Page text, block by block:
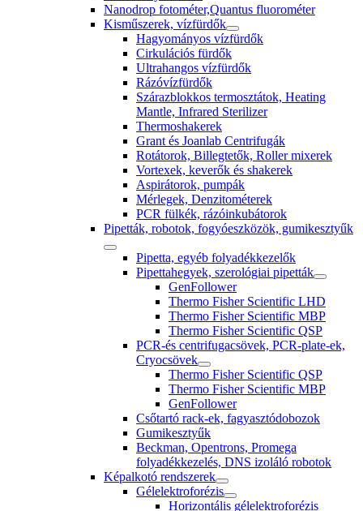
Nanodrop fotométer,Quantus fluorométer
Kisműszerek, vízfürdők
Hagyományos vízfürdők
Cirkulációs fürdők
Ultrahangos vízfürdők
Rázóvízfürdők
Szárazblokkos termosztátok, Heating
Mantle, Infrared Sterilizer
Thermoshakerek
Grant és Joanlab Centrifugák
Rotátorok, Billegtetők, Roller mixerek
Vortexek, keverők és shakerek
Aspirátorok, pumpák
Mérlegek, Denzitométerek
PCR fülkék, rázóinkubátorok
Pipetták, robotok, fogyóeszközök, gumikesztyűk
Pipetta, egyéb folyadékkezelők
Pipettahegyek, szerológiai pipetták
GenFollower
Thermo Fisher Scientific LHD
Thermo Fisher Scientific MBP
Thermo Fisher Scientific QSP
PCR-és centrifugacsövek, PCR-plate-ek,
Cryocsövek
Thermo Fisher Scientific QSP
Thermo Fisher Scientific MBP
GenFollower
Csőtartó rack-ek, fagyasztódobozok
Gumikesztyűk
Beckman, Opentrons, Promega
folyadékkezelés, DNS izoláló robotok
Képalkotó rendszerek
Gélelektroforézis
Horizontális gélelektroforézis